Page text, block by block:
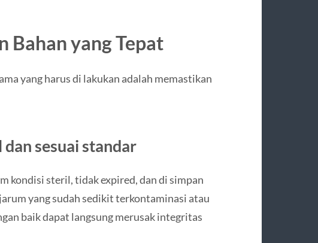
Bahan yang Tepat
yang harus di lakukan adalah memastikan
sesuai standar
kondisi steril, tidak expired, dan di simpan
yang sudah sedikit terkontaminasi atau
baik dapat langsung merusak integritas